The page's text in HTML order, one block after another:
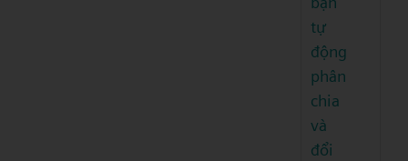
tự
động
phân
chia
và
đổi